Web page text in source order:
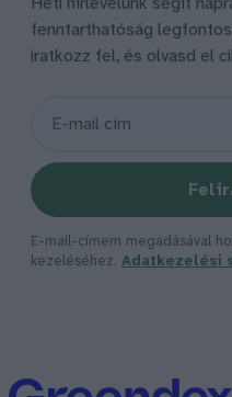
Heti hírlevelünk segít
fenntarthatóság
iratkozz fel, és olvasd el
E-mail-címem megadásával
kezeléséhez. Adatkezelési